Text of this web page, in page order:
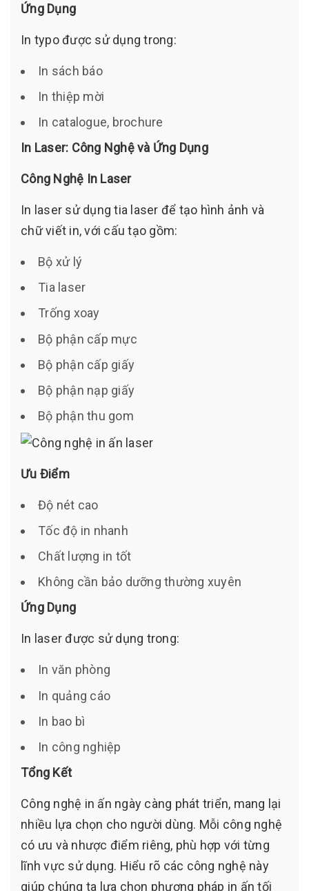
Ứng Dụng
In typo được sử dụng trong:
In sách báo
In thiệp mời
In catalogue, brochure
In Laser: Công Nghệ và Ứng Dụng
Công Nghệ In Laser
In laser sử dụng tia laser để tạo hình ảnh và
chữ viết in, với cấu tạo gồm:
Bộ xử lý
Tia laser
Trống xoay
Bộ phận cấp mực
Bộ phận cấp giấy
Bộ phận nạp giấy
Bộ phận thu gom
Ưu Điểm
Độ nét cao
Tốc độ in nhanh
Chất lượng in tốt
Không cần bảo dưỡng thường xuyên
Ứng Dụng
In laser được sử dụng trong:
In văn phòng
In quảng cáo
In bao bì
In công nghiệp
Tổng Kết
Công nghệ in ấn ngày càng phát triển, mang lại
nhiều lựa chọn cho người dùng. Mỗi công nghệ
có ưu và nhược điểm riêng, phù hợp với từng
lĩnh vực sử dụng. Hiểu rõ các công nghệ này
giúp chúng ta lựa chọn phương pháp in ấn tối